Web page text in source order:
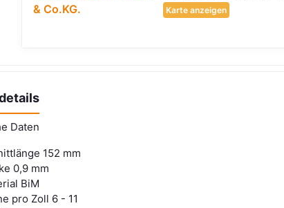
& Co.KG.
Karte anzeigen
Daten
152 mm
0,9 mm
BiM
pro Zoll 6 - 11